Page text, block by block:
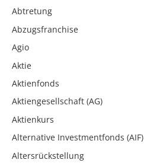
Abtretung
Abzugsfranchise
Agio
Aktie
Aktienfonds
Aktiengesellschaft (AG)
Aktienkurs
Alternative Investmentfonds (AIF)
Altersrückstellung